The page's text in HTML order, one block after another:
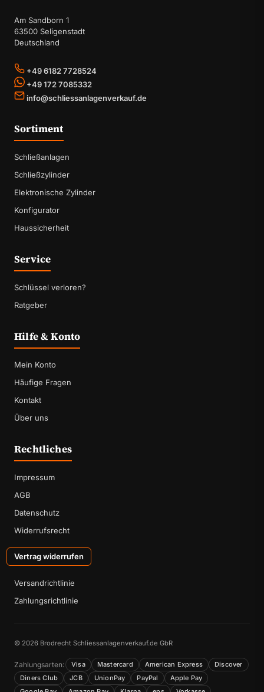
Am Sandborn 1
63500 Seligenstadt
Deutschland
+49 6182 7728524
+49 172 7085332
info@schliessanlagenverkauf.de
Sortiment
Schließanlagen
Schließzylinder
Elektronische Zylinder
Konfigurator
Haussicherheit
Service
Schlüssel verloren?
Ratgeber
Hilfe & Konto
Mein Konto
Häufige Fragen
Kontakt
Über uns
Rechtliches
Impressum
AGB
Datenschutz
Widerrufsrecht
Vertrag widerrufen
Versandrichtlinie
Zahlungsrichtlinie
© 2026 Brodrecht Schliessanlagenverkauf.de GbR
Zahlungsarten: Visa Mastercard American Express
Discover
Diners Club
JCB UnionPay PayPal
Apple Pay